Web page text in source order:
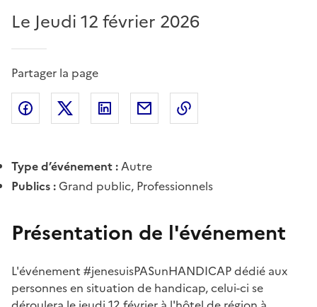
Le Jeudi 12 février 2026
Partager la page
Partager l'article surFacebook
Partager l'article sur X (anciennement
Partager l'article sur
Partager l'article par courriel
Type d’événement :Autre
Publics :Grand public, Professionnels
Présentation de l'événement
L'événement #jenesuisPASunHANDICAP dédié aux
personnes en situation de handicap, celui-ci se